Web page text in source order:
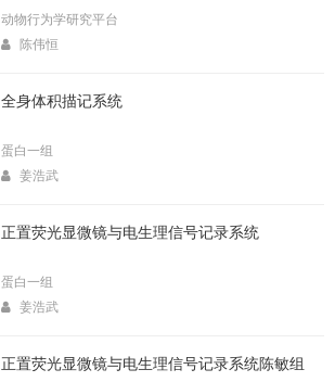
动物行为学研究平台
陈伟恒
全身体积描记系统
蛋白一组
姜浩武
正置荧光显微镜与电生理信号记录系统
蛋白一组
姜浩武
正置荧光显微镜与电生理信号记录系统陈敏组